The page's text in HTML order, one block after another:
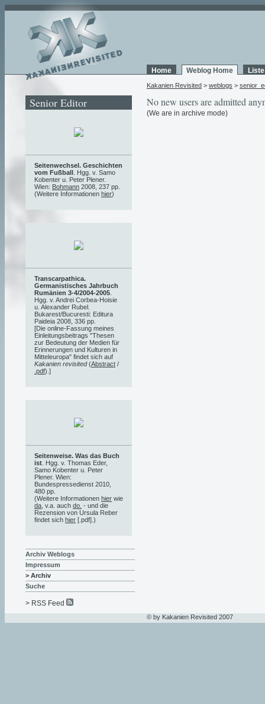
Home Weblog Home
Kakanien Revisited > weblogs >
No new users are admitted
(We are in archive mode)
Senior Editor
Seitenwechsel. Geschichten
vom Fußball . Hgg. v. Samo
Kobenter u. Peter Plener.
Wien: Bohmann 2008, 237 pp.
(Weitere Informationen hier)
Transcarpathica.
Germanistisches Jahrbuch
Rumänien 3-4/2004-2005
Hgg. v. Andrei Corbea-Hoisie
u. Alexander Rubel.
Bukarest/Bucuresti: Editura
Paideia 2008, 336 pp.
[Die online-Fassung meines
Einleitungsbeitrags "Thesen
zur Bedeutung der Medien für
Erinnerungen und Kulturen in
Mitteleuropa" findet sich auf
Kakanien revisited(Abstract /
.pdf).]
Seitenweise. Was das Buch
ist . Hgg. v. Thomas Eder,
Samo Kobenter u. Peter
Plener. Wien:
Bundespressedienst 2010,
480 pp.
(Weitere Informationen hier wie
da , v.a. auch do. - und die
Rezension von Ursula Reber
findet sich hier [.pdf].)
Archiv Weblogs
Impressum
> Archiv
Suche
> RSS Feed
© by Kakanien Revisited 2007